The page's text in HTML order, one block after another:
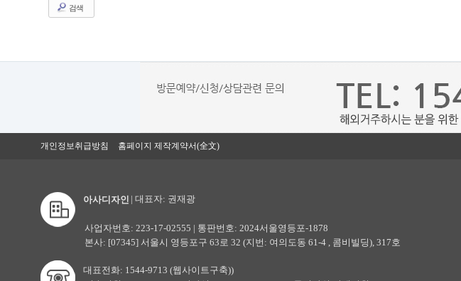
검색
개인정보취급방침 홈페이지 제작계약서(全文)
아사디자인| 대표자: 권재광
사업자번호: 223-17-02555 | 통판번호: 2024서울영등포-1878
본사: [07345] 서울시 영등포구 63로 32 (지번: 여의도동 61-4 , 콤비빌딩), 317호
대표전화: 1544-9713 (웹사이트구축))